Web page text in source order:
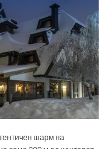
шарм на